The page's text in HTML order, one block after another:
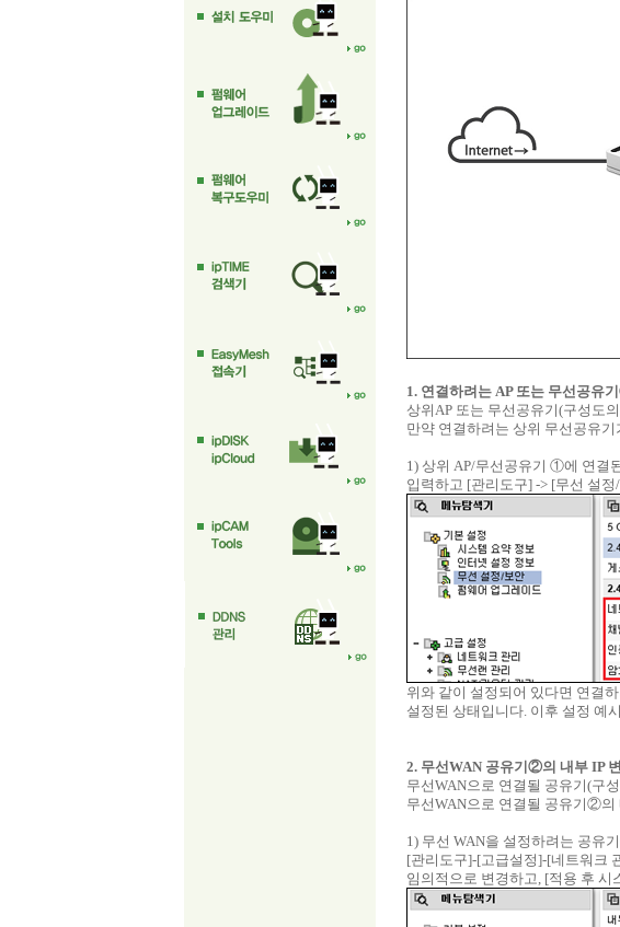
1. 연결하려는 AP 또는 무선공유
상위AP 또는 무선공유기(구성도
만약 연결하려는 상위 무선공유
1) 상위 AP/무선공유기 ①에 연결
입력하고 [관리도구] -> [무선 설
위와 같이 설정되어 있다면 연결
설정된 상태입니다. 이후 설정 예
2. 무선WAN 공유기②의 내부 IP
무선WAN으로 연결될 공유기(구
무선WAN으로 연결될 공유기②의
1) 무선 WAN을 설정하려는 공유
[관리도구]-[고급설정]-[네트워크
임의적으로 변경하고, [적용 후 시